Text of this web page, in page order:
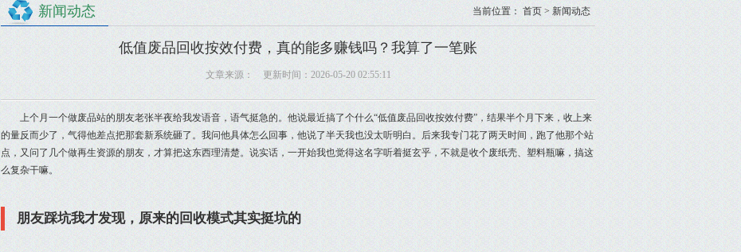
新闻动态 当前位置： 首页 > 新闻动态
低值废品回收按效付费，真的能多赚钱吗？我算了一笔账
文章来源： 更新时间：2026-05-20 02:55:11
上个月一个做废品站的朋友老张半夜给我发语音，语气挺急的。他说最近搞了个什么“低值废品回收按效付费”，结果半个月下来，收上来
的量反而少了，气得他差点把那套新系统砸了。我问他具体怎么回事，他说了半天我也没太听明白。后来我专门花了两天时间，跑了他那个站
点，又问了几个做再生资源的朋友，才算把这东西理清楚。说实话，一开始我也觉得这名字听着挺玄乎，不就是收个废纸壳、塑料瓶嘛，搞这
么复杂干嘛。
朋友踩坑我才发现，原来的回收模式其实挺坑的